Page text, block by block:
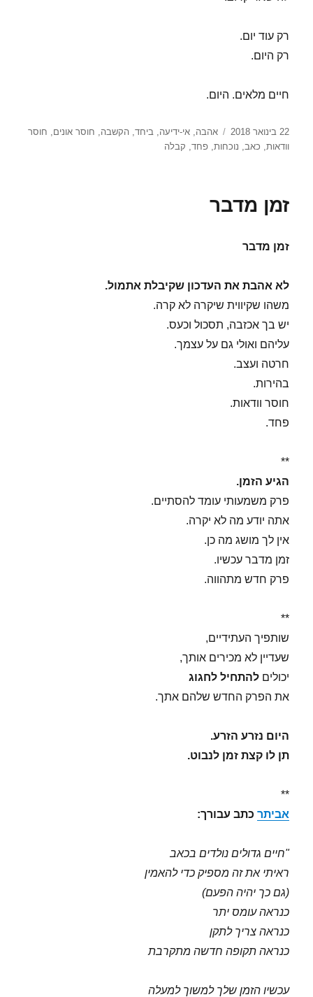
רק עוד יום.
רק היום.
חיים מלאים. היום.
פורסם
בתאריך
22 בינואר 2018 תגיות
אהבה,אי-ידיעה,ביחד,הקשבה, חוסר אונים, חוסר
וודאות, כאב, נוכחות,פחד, קבלה
זמן מדבר
זמן מדבר
לא אהבת את העדכון שקיבלת אתמול.
משהו שקיווית שיקרה לא קרה.
יש בך אכזבה, תסכול וכעס.
עליהם ואולי גם על עצמך.
חרטה ועצב.
בהירות.
חוסר וודאות.
פחד.
**
הגיע הזמן.
פרק משמעותי עומד להסתיים.
אתה יודע מה לא יקרה.
אין לך מושג מה כן.
זמן מדבר עכשיו.
פרק חדש מתהווה.
**
שותפיך העתידיים,
שעדיין לא מכירים אותך,
יכוליםלהתחיל לחגוג
את הפרק החדש שלהם אתך.
היום נזרע הזרע.
תן לו קצת זמן לנבוט.
**
אביתר כתב עבורך:
"חיים גדולים נולדים בכאב
ראיתי את זה מספיק כדי להאמין
(גם כך יהיה הפעם)
כנראה עומס יתר
כנראה צריך לתקן
כנראה תקופה חדשה מתקרבת
עכשיו הזמן שלך למשוך למעלה